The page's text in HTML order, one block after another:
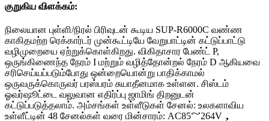
குறுகிய விளக்கம்:
நிலையான புள்ளி/நிரல் பிரிவுடன் கூடிய SUP-R6000C வண்ண
காகிதமற்ற ரெக்கார்டர் முன்கூட்டியே வேறுபாட்டின் கட்டுப்பாட்டு
வழிமுறையை ஏற்றுக்கொள்கிறது. விகிதாசார பேண்ட் P,
ஒருங்கிணைந்த நேரம் I மற்றும் வழித்தோன்றல் நேரம் D ஆகியவை
சரிசெய்யப்படும்போது ஒன்றையொன்று பாதிக்காமல்
ஒருவருக்கொருவர் பரஸ்பரம் சுயாதீனமாக உள்ளன. சிஸ்டம்
ஓவர்ஷூட்டை வலுவான எதிர்ப்பு ஜாமிங் திறனுடன்
கட்டுப்படுத்தலாம். அம்சங்கள் உள்ளீடுகள் சேனல்: உலகளாவிய
உள்ளீட்டின் 48 சேனல்கள் வரை மின்சாரம்: AC85～264V，